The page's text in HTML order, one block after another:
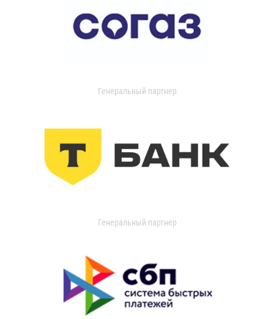
Генеральный партнер
Генеральный партнер